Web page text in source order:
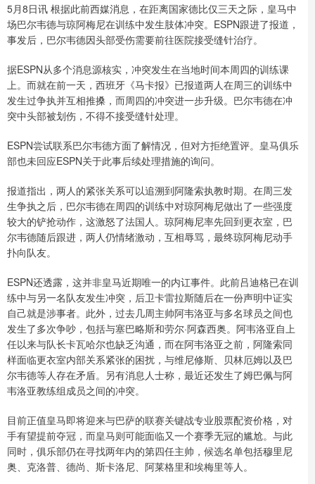
5月8日讯 根据此前西媒消息，在距离国家德比仅三天之际，皇马中
场巴尔韦德与琼阿梅尼在训练中发生肢体冲突。ESPN跟进了报道，
事发后，巴尔韦德因头部受伤需要前往医院接受缝针治疗。
据ESPN从多个消息源核实，冲突发生在当地时间本周四的训练课
上。而就在前一天，西班牙《马卡报》已报道两人在周三的训练中
发生过争执并互相推搡，而周四的冲突进一步升级。巴尔韦德在冲
突中头部被划伤，不得不接受缝针处理。
ESPN尝试联系巴尔韦德方面了解情况，但对方拒绝置评。皇马俱乐
部也未回应ESPN关于此事后续处理措施的询问。
报道指出，两人的紧张关系可以追溯到阿隆索执教时期。在周三发
生争执之后，巴尔韦德在周四的训练中对琼阿梅尼做出了一些强度
较大的铲抢动作，这激怒了法国人。琼阿梅尼率先回到更衣室，巴
尔韦德随后跟进，两人仍情绪激动，互相辱骂，最终琼阿梅尼动手
扑向队友。
ESPN还透露，这并非皇马近期唯一的内讧事件。此前吕迪格已在训
练中与另一名队友发生冲突，后卫卡雷拉斯随后在一份声明中证实
自己就是涉事者。此外，过去几周主帅阿韦洛亚与多名球员之间也
发生了多次争吵，包括与塞巴略斯和劳尔·阿森西奥。阿韦洛亚自上
任以来与队长卡瓦哈尔也缺乏沟通，而在阿韦洛亚之前，阿隆索同
样面临更衣室内部关系紧张的困扰，与维尼修斯、贝林厄姆以及巴
尔韦德等人存在矛盾。另有消息人士称，最近还发生了姆巴佩与阿
韦洛亚教练组成员之间的冲突。
目前正值皇马即将迎来与巴萨的联赛关键战专业股票配资价格，对
手有望提前夺冠，而皇马则可能面临又一个赛季无冠的尴尬。与此
同时，俱乐部仍在寻找两年内的第四任主帅，候选名单包括穆里尼
奥、克洛普、德尚、斯卡洛尼、阿莱格里和埃梅里等人。